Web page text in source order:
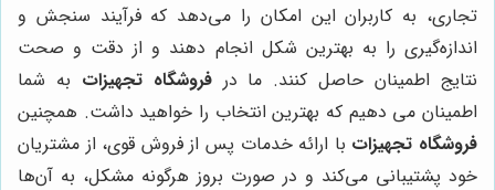
تجاری، به کاربران این امکان را می‌دهد که فرآیند سنجش و
اندازه‌گیری را به بهترین شکل انجام دهند و از دقت و صحت
نتایج اطمینان حاصل کنند. ما درفروشگاه تجهیزات به شما
اطمینان می دهیم که بهترین انتخاب را خواهید داشت. همچنین
فروشگاه تجهیزات با ارائه خدمات پس از فروش قوی، از مشتریان
خود پشتیبانی می‌کند و در صورت بروز هرگونه مشکل، به آن‌ها